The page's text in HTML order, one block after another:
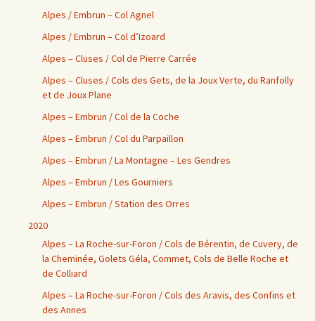
Alpes / Embrun – Col Agnel
Alpes / Embrun – Col d’Izoard
Alpes – Cluses / Col de Pierre Carrée
Alpes – Cluses / Cols des Gets, de la Joux Verte, du Ranfolly
et de Joux Plane
Alpes – Embrun / Col de la Coche
Alpes – Embrun / Col du Parpaillon
Alpes – Embrun / La Montagne – Les Gendres
Alpes – Embrun / Les Gourniers
Alpes – Embrun / Station des Orres
2020
Alpes – La Roche-sur-Foron / Cols de Bérentin, de Cuvery, de
la Cheminée, Golets Géla, Commet, Cols de Belle Roche et
de Colliard
Alpes – La Roche-sur-Foron / Cols des Aravis, des Confins et
des Annes